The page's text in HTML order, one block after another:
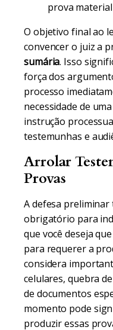
prova
O objetivo final ao
convencer o juiz a
sumária. Isso
força dos
processo
necessidade de
instrução
testemunhas e
Arrolar
Provas
A defesa
obrigatório para
que você deseja
para requerer a
considera
celulares, quebra
de documentos
momento pode
produzir essas